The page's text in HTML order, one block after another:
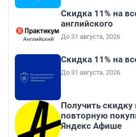
Скидка 11% на
английского
До 31 августа, 2026
Скидка 11% на
До 31 августа, 2026
Получить скидку
повторную
Яндекс Афише